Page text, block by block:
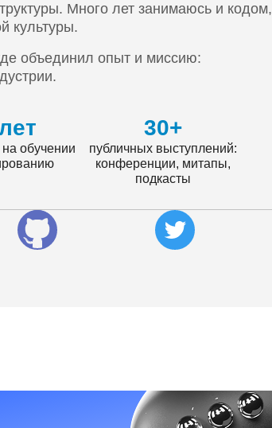
Много лет занимаюсь и кодом,
культуры.
объединил опыт и миссию:
обучении
30+
публичных выступлений:
конференции, митапы,
подкасты